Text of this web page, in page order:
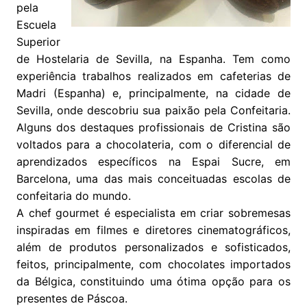
pela
Escuela
Superior
de Hostelaria de Sevilla, na Espanha. Tem como
experiência trabalhos realizados em cafeterias de
Madri (Espanha) e, principalmente, na cidade de
Sevilla, onde descobriu sua paixão pela Confeitaria.
Alguns dos destaques profissionais de Cristina são
voltados para a chocolateria, com o diferencial de
aprendizados específicos na Espai Sucre, em
Barcelona, uma das mais conceituadas escolas de
confeitaria do mundo.
A chef gourmet é especialista em criar sobremesas
inspiradas em filmes e diretores cinematográficos,
além de produtos personalizados e sofisticados,
feitos, principalmente, com chocolates importados
da Bélgica, constituindo uma ótima opção para os
presentes de Páscoa.